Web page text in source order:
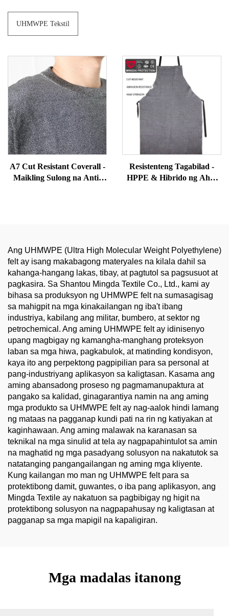
UHMWPE Tekstil
A7 Cut Resistant Coverall -
Maikling Sulong na Anti-
Resistenteng Tagabilad -
HPPE & Hibrido ng Ahas
Ang UHMWPE (Ultra High Molecular Weight Polyethylene)
felt ay isang makabagong materyales na kilala dahil sa
kahanga-hangang lakas, tibay, at pagtutol sa pagsusuot at
pagkasira. Sa Shantou Mingda Textile Co., Ltd., kami ay
bihasa sa produksyon ng UHMWPE felt na sumasagisag
sa mahigpit na mga kinakailangan ng iba't ibang
industriya, kabilang ang militar, bumbero, at sektor ng
petrochemical. Ang aming UHMWPE felt ay idinisenyo
upang magbigay ng kamangha-manghang proteksyon
laban sa mga hiwa, pagkabulok, at matinding kondisyon,
kaya ito ang perpektong pagpipilian para sa personal at
pang-industriyang aplikasyon sa kaligtasan. Kasama ang
aming abansadong proseso ng pagmamanupaktura at
pangako sa kalidad, ginagarantiya namin na ang aming
mga produkto sa UHMWPE felt ay nag-aalok hindi lamang
ng mataas na pagganap kundi pati na rin ng katiyakan at
kaginhawaan. Ang aming malawak na karanasan sa
teknikal na mga sinulid at tela ay nagpapahintulot sa amin
na maghatid ng mga pasadyang solusyon na nakatutok sa
natatanging pangangailangan ng aming mga kliyente.
Kung kailangan mo man ng UHMWPE felt para sa
protektibong damit, guwantes, o iba pang aplikasyon, ang
Mingda Textile ay nakatuon sa pagbibigay ng higit na
protektibong solusyon na nagpapahusay ng kaligtasan at
pagganap sa mga mapigil na kapaligiran.
Mga madalas itanong